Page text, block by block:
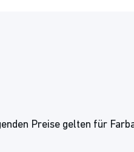
Preise gelten für